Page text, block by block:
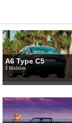
A6 Type C5
3 Modelos